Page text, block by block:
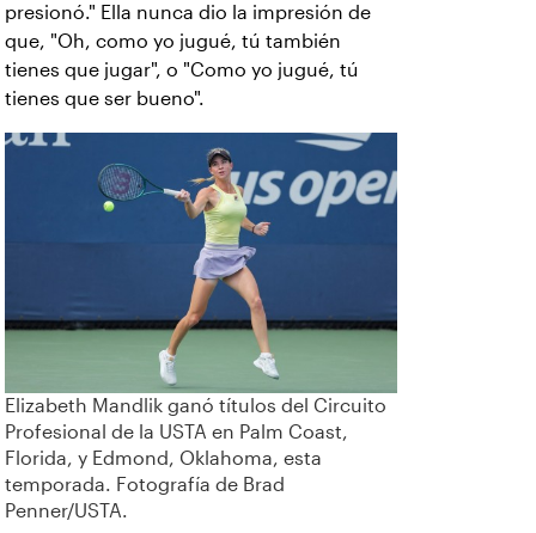
presionó." Ella nunca dio la impresión de
que, "Oh, como yo jugué, tú también
tienes que jugar", o "Como yo jugué, tú
tienes que ser bueno".
Elizabeth Mandlik ganó títulos del Circuito
Profesional de la USTA en Palm Coast,
Florida, y Edmond, Oklahoma, esta
temporada. Fotografía de Brad
Penner/USTA.